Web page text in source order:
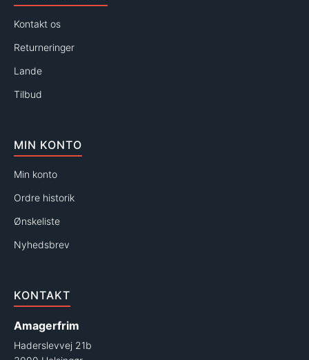
Kontakt os
Returneringer
Lande
Tilbud
MIN KONTO
Min konto
Ordre historik
Ønskeliste
Nyhedsbrev
KONTAKT
Amagerfrim
Haderslevvej 21b